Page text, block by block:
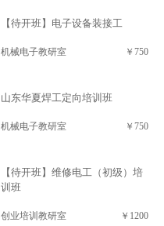
【待开班】电子设备装接工
机械电子教研室 ￥750
山东华夏焊工定向培训班
机械电子教研室 ￥750
【待开班】维修电工（初级）培
训班
创业培训教研室 ￥1200